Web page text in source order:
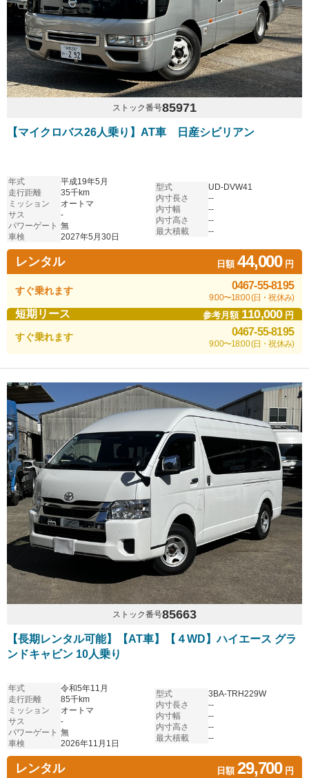
ストック番号85971
【マイクロバス26人乗り】AT車 日産シビリアン
年式
平成19年5月
走行距離
35千km
ミッション
オートマ
サス
-
パワーゲート 無
車検
2027年5月30日
型式
UD-DVW41
内寸長さ
--
内寸幅
--
内寸高さ
--
最大積載
--
レンタル 日額44,000円
すぐ乗れます 0467-55-8195
9:00〜18:00 (日・祝休み)
短期リース 参考月額 110,000円
すぐ乗れます 0467-55-8195
9:00〜18:00 (日・祝休み)
ストック番号85663
【長期レンタル可能】【AT車】【４WD】ハイエース グラ
ンドキャビン 10人乗り
年式
令和5年11月
走行距離
85千km
ミッション
オートマ
サス
-
パワーゲート 無
車検
2026年11月1日
型式
3BA-TRH229W
内寸長さ
--
内寸幅
--
内寸高さ
--
最大積載
--
レンタル 日額29,700円